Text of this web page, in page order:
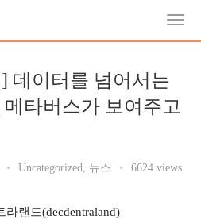
데이터를 넘어서는
타버스가 보여주고
• Uncategorized, 뉴스 • 6624 views
랜드(decdentraland)